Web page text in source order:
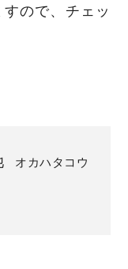
ので、チェッ
オカハタコウ